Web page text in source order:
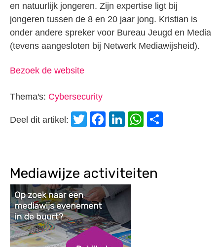
en natuurlijk jongeren. Zijn expertise ligt bij
jongeren tussen de 8 en 20 jaar jong. Kristian is
onder andere spreker voor Bureau Jeugd en Media
(tevens aangesloten bij Netwerk Mediawijsheid).
Bezoek de website
Thema's: Cybersecurity
Deel dit artikel: Twitter
Facebook
LinkedIn
WhatsApp
Mediawijze activiteiten